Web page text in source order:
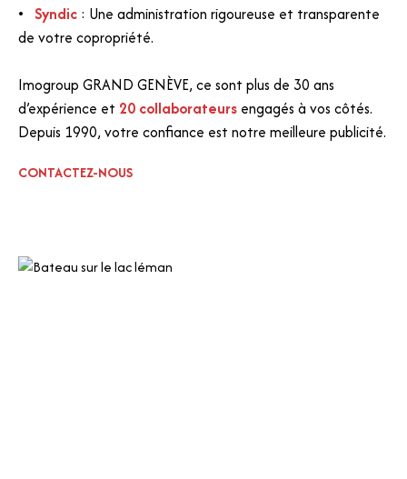
Syndic : Une administration rigoureuse et transparente
de votre copropriété.
Imogroup GRAND GENÈVE, ce sont plus de 30 ans
d’expérience et 20 collaborateurs engagés à vos côtés.
Depuis 1990, votre confiance est notre meilleure publicité.
CONTACTEZ-NOUS